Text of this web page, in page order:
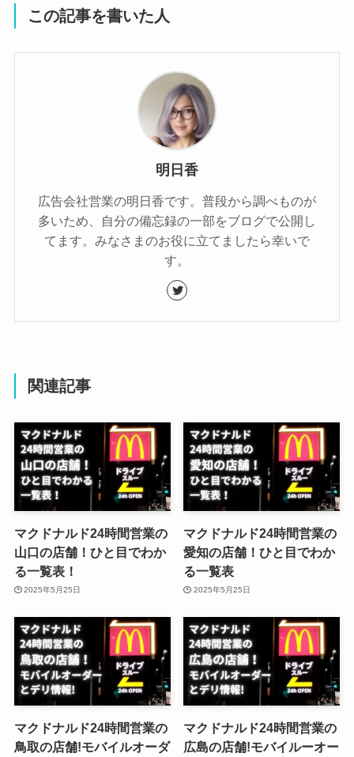
この記事を書いた人
明日香
広告会社営業の明日香です。普段から調べものが
多いため、自分の備忘録の一部をブログで公開し
てます。みなさまのお役に立てましたら幸いで
す。
関連記事
マクドナルド24時間営業の
山口の店舗！ひと目でわか
る一覧表！
2025年5月25日
マクドナルド24時間営業の
愛知の店舗！ひと目でわか
る一覧表
2025年5月25日
マクドナルド24時間営業の
鳥取の店舗!モバイルオーダ
マクドナルド24時間営業の
広島の店舗!モバイルーオー